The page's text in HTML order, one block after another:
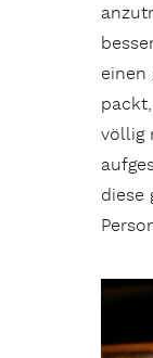
einen
völlig
diese